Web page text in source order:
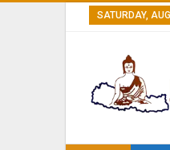
SATURDAY,